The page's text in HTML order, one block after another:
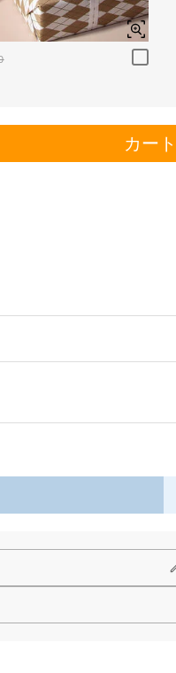
カー
ールペンセット。
手帳や日記、目標管理に最適
ます。
＆交換できます。